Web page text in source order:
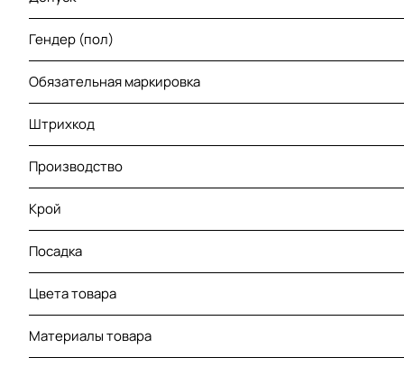
Гендер (пол)
Обязательная маркировка
Штрихкод
Производство
Крой
Посадка
Цвета товара
Материалы товара